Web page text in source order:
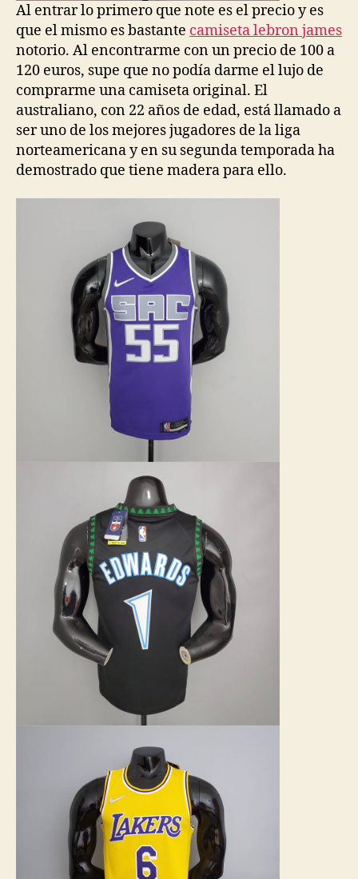
Al entrar lo primero que note es el precio y es
que el mismo es bastante camiseta lebron james
notorio. Al encontrarme con un precio de 100 a
120 euros, supe que no podía darme el lujo de
comprarme una camiseta original. El
australiano, con 22 años de edad, está llamado a
ser uno de los mejores jugadores de la liga
norteamericana y en su segunda temporada ha
demostrado que tiene madera para ello.